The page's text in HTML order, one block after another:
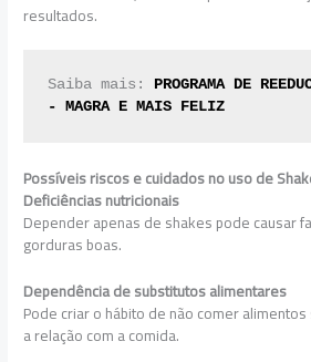
resultados.
Saiba mais: PROGRAMA DE
- MAGRA E MAIS FELIZ
Possíveis riscos e cuidados no uso de
Deficiências nutricionais
Depender apenas de shakes pode causar
gorduras boas.
Dependência de substitutos alimentares
Pode criar o hábito de não comer
a relação com a comida.